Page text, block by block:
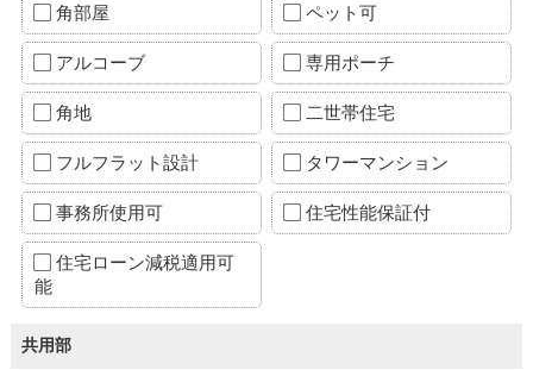
角部屋 ペット可
アルコーブ 専用ポーチ
角地 二世帯住宅
フルフラット設計 タワーマンション
事務所使用可 住宅性能保証付
住宅ローン減税適用可
能
共用部